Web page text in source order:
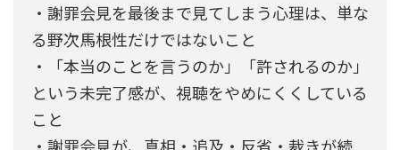
・謝罪会見を最後まで見てしまう心理は、単な
る野次馬根性だけではないこと
・「本当のことを言うのか」「許されるのか」
という未完了感が、視聴をやめにくくしている
こと